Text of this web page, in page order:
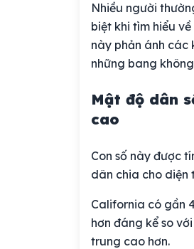
Nhiều người
biệt khi tìm hiểu về
này phản ánh các
những bang
Mật độ dân
cao
Con số này được
dân chia cho diện
California có gần
hơn đáng kể so
trung cao hơn.